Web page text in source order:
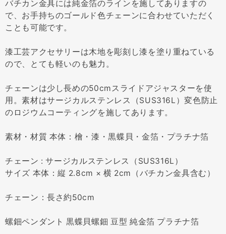
バチカン金具には純金箔のラインを施してありますの
で、お手持ちのゴールド色チェーンに合わせていただく
ことも可能です。
漆工芸アクセサリーは木地を彫刻し漆を塗り重ねている
ので、とても軽いのも魅力。
チェーンは少し長めの50cmスライドアジャスターを使
用。素材はサージカルステンレス（SUS316L）変色防止
のロジウムコーティングを施してあります。
素材・材質 本体：檜・漆・黒蝶貝・金箔・プラチナ箔
チェーン : サージカルステンレス（SUS316L）
サイズ 本体：縦 2.8cm × 横 2cm（バチカン金具含む）
チェーン：長さ約50cm
螺鈿ペンダント 黒蝶貝螺鈿 豆型 純金箔 プラチナ箔